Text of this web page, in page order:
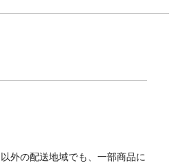
外の配送地域でも、一部商品に